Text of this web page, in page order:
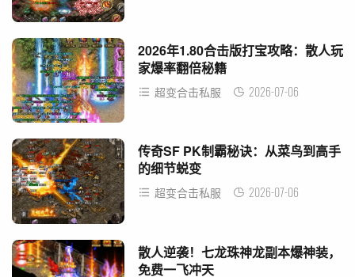
2026年1.80合击版打宝攻略：散人玩
家爆率翻倍秘籍
超变合击私服 2026-07-06
传奇SF PK制霸秘诀：从菜鸟到高手
的细节蜕变
超变合击私服 2026-07-06
散人逆袭！七龙珠神龙副本爆神装，
免费一飞冲天